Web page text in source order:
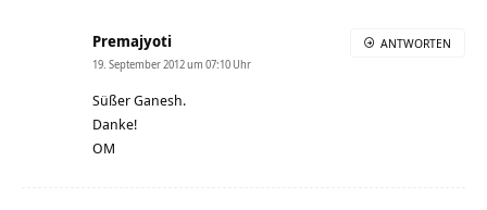
Premajyoti
19. September 2012 um 07:10 Uhr
Süßer Ganesh.
Danke!
OM
ANTWORTEN